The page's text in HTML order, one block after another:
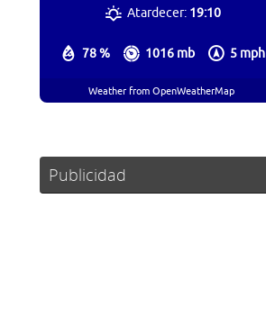
78 % 1016 mb 5 mph
Atardecer: 19:10
Weather from OpenWeatherMap
Publicidad